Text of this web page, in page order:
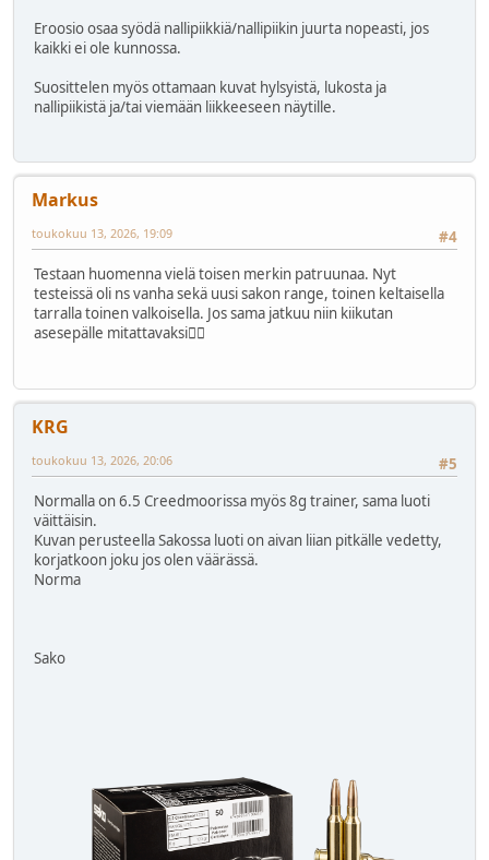
Eroosio osaa syödä nallipiikkiä/nallipiikin juurta nopeasti, jos
kaikki ei ole kunnossa.
Suosittelen myös ottamaan kuvat hylsyistä, lukosta ja
nallipiikistä ja/tai viemään liikkeeseen näytille.
Markus
#4
toukokuu 13, 2026, 19:09
Testaan huomenna vielä toisen merkin patruunaa. Nyt
testeissä oli ns vanha sekä uusi sakon range, toinen keltaisella
tarralla toinen valkoisella. Jos sama jatkuu niin kiikutan
asesepälle mitattavaksi👍🏼
KRG
#5
toukokuu 13, 2026, 20:06
Normalla on 6.5 Creedmoorissa myös 8g trainer, sama luoti
väittäisin.
Kuvan perusteella Sakossa luoti on aivan liian pitkälle vedetty,
korjatkoon joku jos olen väärässä.
Norma
Sako